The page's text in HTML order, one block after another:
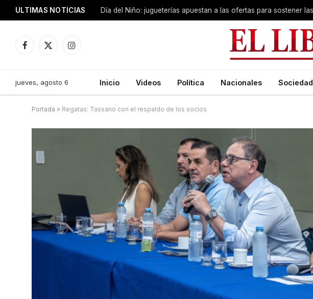
ULTIMAS NOTICIAS
Facebook
X
Instagram
jueves, agosto 6 Inicio Videos Política Nacionales Sociedad
Portada » Regatas: Tassano con el respaldo de los socios